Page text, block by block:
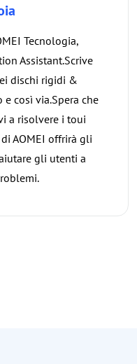
Tecnologia,
Assistant.Scrive
dischi rigidi &
così via.Spera che
a risolvere i toui
AOMEI offrirà gli
gli utenti a